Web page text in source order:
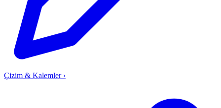
Çizim & Kalemler ›